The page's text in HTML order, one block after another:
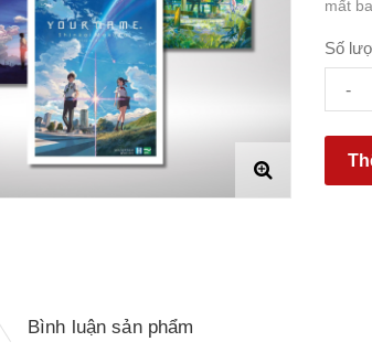
mất
Số
-
Bình luận sản phẩm